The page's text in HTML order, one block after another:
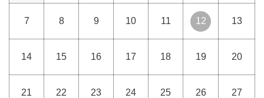
7 8 9 10 11 12 13
14 15 16 17 18 19 20
21 22 23 24 25 26 27